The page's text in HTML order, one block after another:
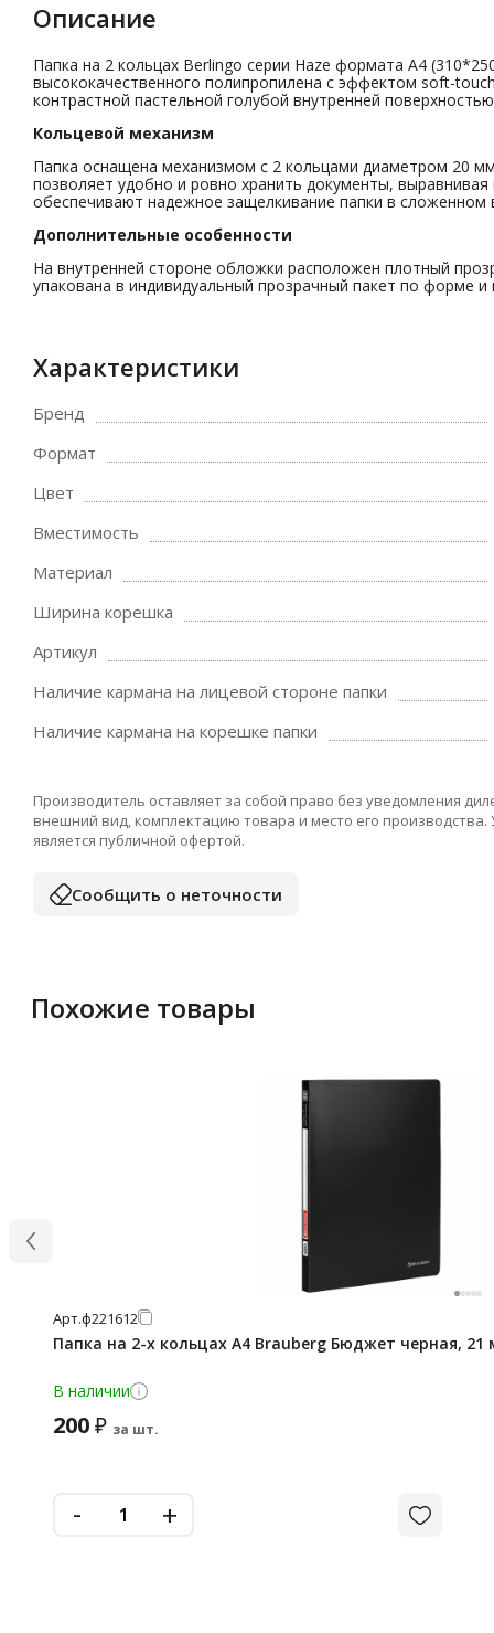
Описание
Папка на 2 кольцах Berlingo серии Haze формата А4
высококачественного полипропилена с эффектом soft-
контрастной пастельной голубой внутренней
Кольцевой механизм
Папка оснащена механизмом с 2 кольцами диаметром 20
позволяет удобно и ровно хранить документы,
обеспечивают надежное защелкивание папки в сложенном
Дополнительные особенности
На внутренней стороне обложки расположен плотный
упакована в индивидуальный прозрачный пакет по форме
Характеристики
Бренд
Формат
Цвет
Вместимость
Материал
Ширина корешка
Артикул
Наличие кармана на лицевой стороне папки
Наличие кармана на корешке папки
Производитель оставляет за собой право без уведомления
внешний вид, комплектацию товара и место его
является публичной офертой.
Сообщить о неточности
Похожие товары
Арт.ф221612
Папка на 2-х кольцах А4 Brauberg Бюджет черная, 21
В наличии
200₽ за шт.
- +